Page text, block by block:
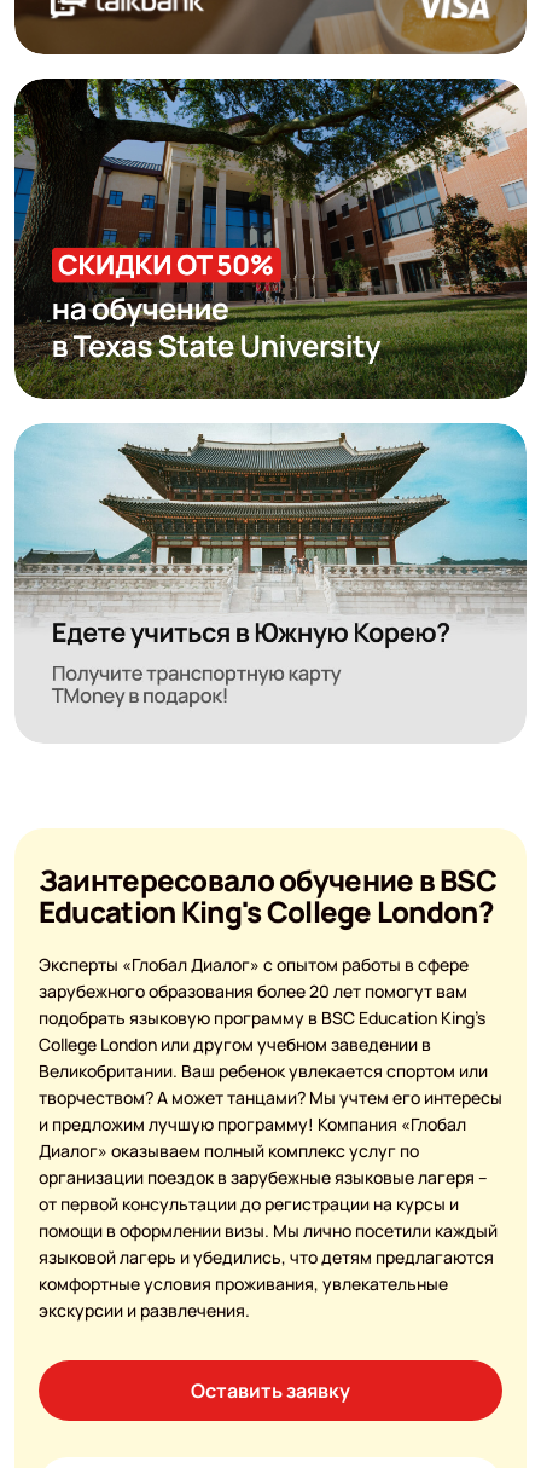
Заинтересовало обучение в BSC
Education King's College London?
Эксперты «Глобал Диалог» с опытом работы в сфере
зарубежного образования более 20 лет помогут вам
подобрать языковую программу в BSC Education King's
College London или другом учебном заведении в
Великобритании. Ваш ребенок увлекается спортом или
творчеством? А может танцами? Мы учтем его интересы
и предложим лучшую программу! Компания «Глобал
Диалог» оказываем полный комплекс услуг по
организации поездок в зарубежные языковые лагеря –
от первой консультации до регистрации на курсы и
помощи в оформлении визы. Мы лично посетили каждый
языковой лагерь и убедились, что детям предлагаются
комфортные условия проживания, увлекательные
экскурсии и развлечения.
Оставить заявку